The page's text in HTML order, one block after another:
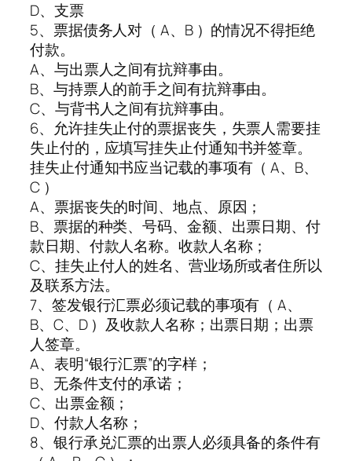
D、支票
5、票据债务人对（ A、B ）的情况不得拒绝
付款。
A、与出票人之间有抗辩事由。
B、与持票人的前手之间有抗辩事由。
C、与背书人之间有抗辩事由。
6、允许挂失止付的票据丧失，失票人需要挂
失止付的，应填写挂失止付通知书并签章。
挂失止付通知书应当记载的事项有（ A、B、
C ）
A、票据丧失的时间、地点、原因；
B、票据的种类、号码、金额、出票日期、付
款日期、付款人名称。收款人名称；
C、挂失止付人的姓名、营业场所或者住所以
及联系方法。
7、签发银行汇票必须记载的事项有（ A、
B、C、D ）及收款人名称；出票日期；出票
人签章。
A、表明“银行汇票”的字样；
B、无条件支付的承诺；
C、出票金额；
D、付款人名称；
8、银行承兑汇票的出票人必须具备的条件有